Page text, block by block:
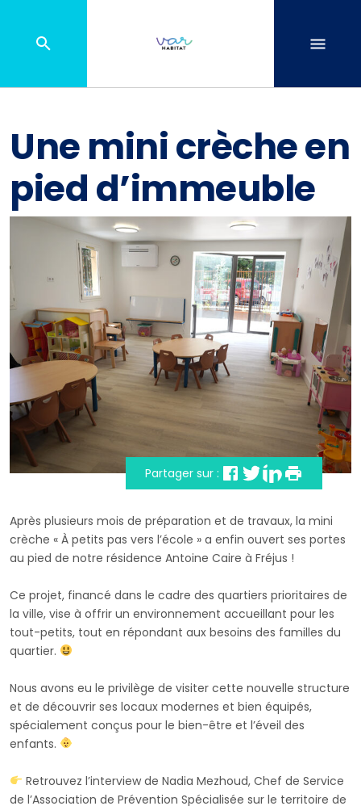
Une mini crèche en
pied d’immeuble
Partager sur :
Après plusieurs mois de préparation et de travaux, la mini
crèche « À petits pas vers l’école » a enfin ouvert ses portes
au pied de notre résidence Antoine Caire à Fréjus !
Ce projet, financé dans le cadre des quartiers prioritaires de
la ville, vise à offrir un environnement accueillant pour les
tout-petits, tout en répondant aux besoins des familles du
quartier.
Nous avons eu le privilège de visiter cette nouvelle structure
et de découvrir ses locaux modernes et bien équipés,
spécialement conçus pour le bien-être et l’éveil des
enfants.
Retrouvez l’interview de Nadia Mezhoud, Chef de Service
de l’Association de Prévention Spécialisée sur le territoire de